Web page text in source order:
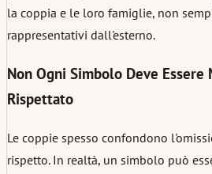
la coppia e le loro famiglie, non
rappresentativi dall'esterno.
Non Ogni Simbolo Deve Essere
Rispettato
Le coppie spesso confondono
rispetto. In realtà, un simbolo può